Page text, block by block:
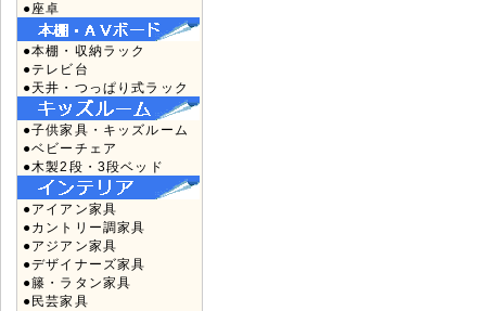
●座卓
●本棚・収納ラック
●テレビ台
●天井・つっぱり式ラック
●子供家具・キッズルーム
●ベビーチェア
●木製2段・3段ベッド
●アイアン家具
●カントリー調家具
●アジアン家具
●デザイナーズ家具
●籐・ラタン家具
●民芸家具